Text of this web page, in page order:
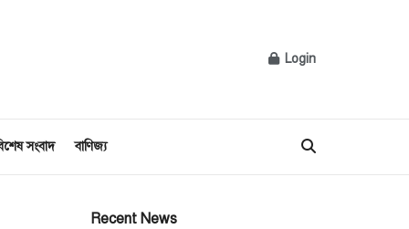
Login
সংবাদ বাণিজ্য
Recent News